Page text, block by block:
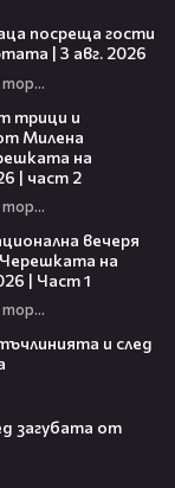
посреща гости
| 3 авг. 2026
Черешката на тортата
трици и
Милена
на
| част 2
Черешката на тортата
вечеря
на
| Част 1
Черешката на тортата
и след
загубата от